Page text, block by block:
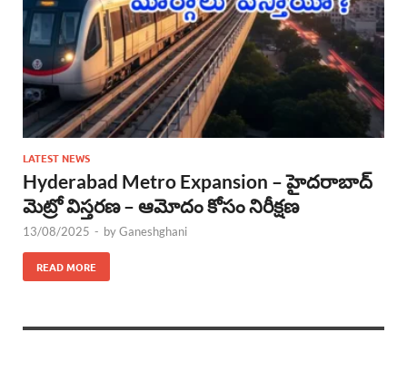
LATEST NEWS
Hyderabad Metro Expansion – హైదరాబాద్‌
మెట్రో విస్తరణ – ఆమోదం కోసం నిరీక్షణ
13/08/2025 - byGaneshghani
READ MORE